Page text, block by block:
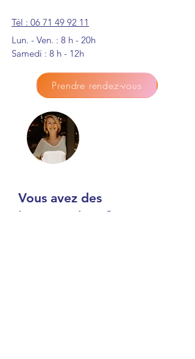
Lun. - Ven. : 8 h - 20h
Samedi : 8 h - 12h
Prendre rendez-vous
Tél : 06 71 49 92 11
Vous avez des
interrogations ?